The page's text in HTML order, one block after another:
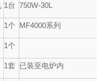
1台 750W-30L
1个 MF4000系列
1个
1套 已装至电炉内